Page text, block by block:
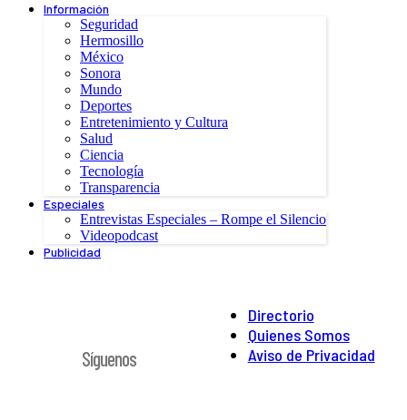
Información
Seguridad
Hermosillo
México
Sonora
Mundo
Deportes
Entretenimiento y Cultura
Salud
Ciencia
Tecnología
Transparencia
Especiales
Entrevistas Especiales – Rompe el Silencio
Videopodcast
Publicidad
Directorio
Quienes Somos
Aviso de Privacidad
Síguenos